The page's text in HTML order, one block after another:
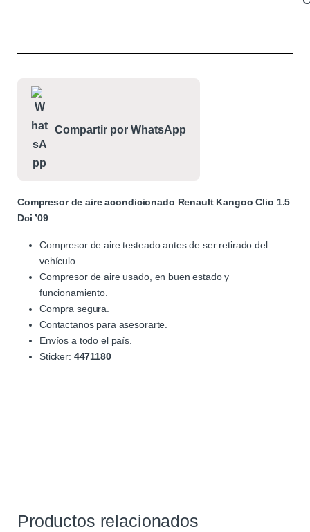
Compartir por WhatsApp
Compresor de aire acondicionado Renault Kangoo Clio 1.5
Dci ’09
Compresor de aire testeado antes de ser retirado del
vehículo.
Compresor de aire usado, en buen estado y
funcionamiento.
Compra segura.
Contactanos para asesorarte.
Envíos a todo el país.
Sticker: 4471180
Productos relacionados